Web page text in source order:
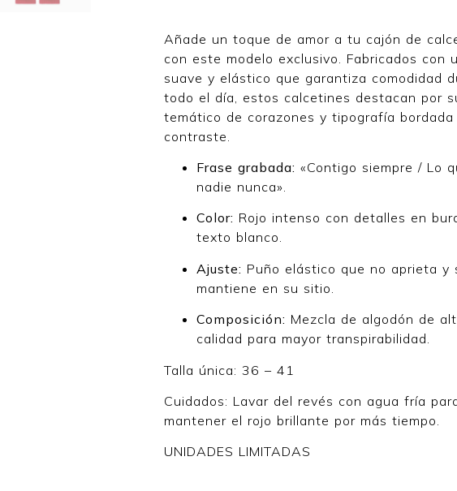
Añade un toque de amor a tu cajón de
con este modelo exclusivo. Fabricados con
suave y elástico que garantiza comodidad
todo el día, estos calcetines destacan por
temático de corazones y tipografía bordada
contraste.
Frase grabada: «Contigo siempre / Lo
nadie nunca».
Color: Rojo intenso con detalles en
texto blanco.
Ajuste: Puño elástico que no aprieta y
mantiene en su sitio.
Composición: Mezcla de algodón de
calidad para mayor transpirabilidad.
Talla única: 36 – 41
Cuidados: Lavar del revés con agua fría
mantener el rojo brillante por más tiempo.
UNIDADES LIMITADAS